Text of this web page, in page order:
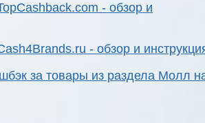
- обзор и
- обзор и
за товары из раздела Молл